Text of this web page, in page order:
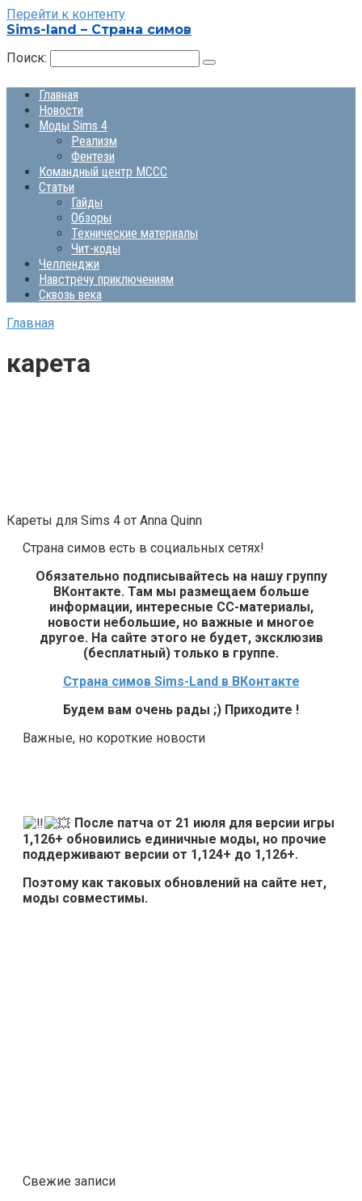
Перейти к контенту
Sims-land – Страна симов
Поиск:
Главная
Новости
Моды Sims 4
Реализм
Фентези
Командный центр MCCC
Статьи
Гайды
Обзоры
Технические материалы
Чит-коды
Челленджи
Навстречу приключениям
Сквозь века
Главная
карета
Кареты для Sims 4 от Anna Quinn
Страна симов есть в социальных сетях!
Обязательно подписывайтесь на нашу группу
ВКонтакте. Там мы размещаем больше
информации, интересные СС-материалы,
новости небольшие, но важные и многое
другое. На сайте этого не будет, эксклюзив
(бесплатный) только в группе.
Страна симов Sims-Land в ВКонтакте
Будем вам очень рады ;) Приходите !
Важные, но короткие новости
После патча от 21 июля для версии игры
1,126+ обновились единичные моды, но прочие
поддерживают версии от 1,124+ до 1,126+.
Поэтому как таковых обновлений на сайте нет,
моды совместимы.
Свежие записи